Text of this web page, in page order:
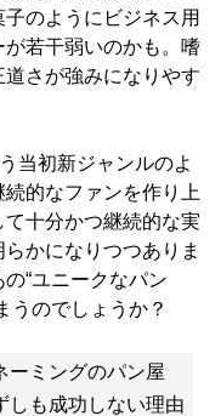
のようにビジネス用
若干弱いのかも。嗜
さが強みになりやす
当初新ジャンルのよ
的なファンを作り上
十分かつ継続的な実
かになりつつありま
“ユニークなパン
うのでしょうか？
ーミングのパン屋
しも成功しない理由